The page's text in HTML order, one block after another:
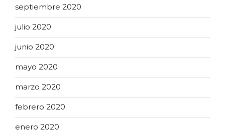
septiembre 2020
julio 2020
junio 2020
mayo 2020
marzo 2020
febrero 2020
enero 2020